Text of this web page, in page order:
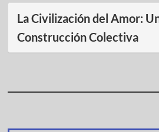
La Civilización del Amor:
Construcción Colectiva